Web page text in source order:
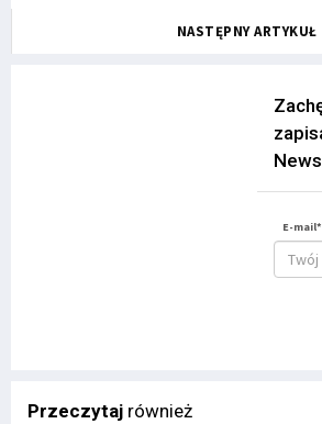
NASTĘPNY ARTYKUŁ
E-mail*
Przeczytaj również